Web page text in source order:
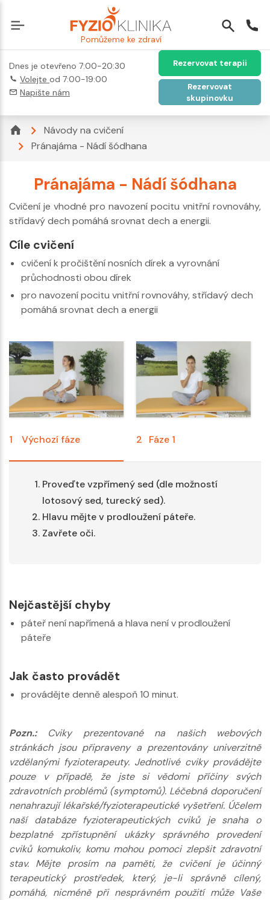
Pomůžeme ke zdraví
Dnes je otevřeno 7:00-20:30
Volejte od 7:00-19:00
Napište nám
Rezervovat terapii
Rezervovat
skupinovku
Návody na cvičení
Pránajáma - Nádí šódhana
Pránajáma - Nádí šódhana
Cvičení je vhodné pro navození pocitu vnitřní rovnováhy,
střídavý dech pomáhá srovnat dech a energii.
Cíle cvičení
cvičení k pročištění nosních dírek a vyrovnání
průchodnosti obou dírek
pro navození pocitu vnitřní rovnováhy, střídavý dech
pomáhá srovnat dech a energii
1 Výchozí fáze 2 Fáze 1
Proveďte vzpřímený sed (dle možností
lotosový sed, turecký sed).
Hlavu mějte v prodloužení páteře.
Zavřete oči.
Nejčastější chyby
páteř není napřímená a hlava není v prodloužení
páteře
Jak často provádět
provádějte denně alespoň 10 minut.
Pozn.: Cviky prezentované na našich webových
stránkách jsou připraveny a prezentovány univerzitně
vzdělanými fyzioterapeuty. Jednotlivé cviky provádějte
pouze v případě, že jste si vědomi příčiny svých
zdravotních problémů (symptomů). Léčebná doporučení
nenahrazují lékařské/fyzioterapeutické vyšetření. Účelem
naší databáze fyzioterapeutických cviků je snaha o
bezplatné zpřístupnění ukázky správného provedení
cviků komukoliv, komu mohou pomoci zlepšit zdravotní
stav. Mějte prosím na paměti, že cvičení je účinný
terapeutický prostředek, který, je-li správně cílený,
pomáhá, nicméně při nesprávném použití může Vaše